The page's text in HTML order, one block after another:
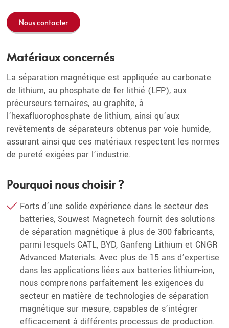
Nous contacter
Matériaux concernés
La séparation magnétique est appliquée au carbonate
de lithium, au phosphate de fer lithié (LFP), aux
précurseurs ternaires, au graphite, à
l’hexafluorophosphate de lithium, ainsi qu’aux
revêtements de séparateurs obtenus par voie humide,
assurant ainsi que ces matériaux respectent les normes
de pureté exigées par l’industrie.
Pourquoi nous choisir ?
Forts d’une solide expérience dans le secteur des
batteries, Souwest Magnetech fournit des solutions
de séparation magnétique à plus de 300 fabricants,
parmi lesquels CATL, BYD, Ganfeng Lithium et CNGR
Advanced Materials. Avec plus de 15 ans d’expertise
dans les applications liées aux batteries lithium-ion,
nous comprenons parfaitement les exigences du
secteur en matière de technologies de séparation
magnétique sur mesure, capables de s’intégrer
efficacement à différents processus de production.